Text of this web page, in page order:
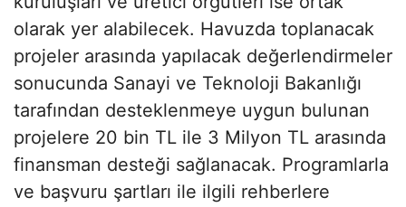
olarak yer alabilecek. Havuzda toplanacak
projeler arasında yapılacak değerlendirmeler
sonucunda Sanayi ve Teknoloji Bakanlığı
tarafından desteklenmeye uygun bulunan
projelere 20 bin TL ile 3 Milyon TL arasında
finansman desteği sağlanacak. Programlarla
ve başvuru şartları ile ilgili rehberlere